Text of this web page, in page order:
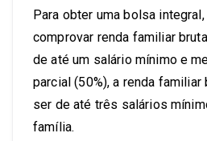
Para obter uma bolsa
comprovar renda familiar
de até um salário mínimo e
parcial (50%), a renda
ser de até três salários
família.